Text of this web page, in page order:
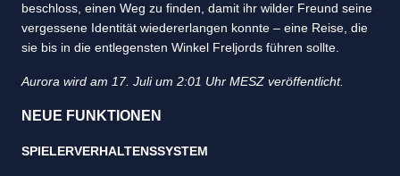
beschloss, einen Weg zu finden, damit ihr wilder Freund seine
vergessene Identität wiedererlangen konnte – eine Reise, die
sie bis in die entlegensten Winkel Freljords führen sollte.
Aurora wird am 17. Juli um 2:01 Uhr MESZ veröffentlicht.
NEUE FUNKTIONEN
SPIELERVERHALTENSSYSTEM